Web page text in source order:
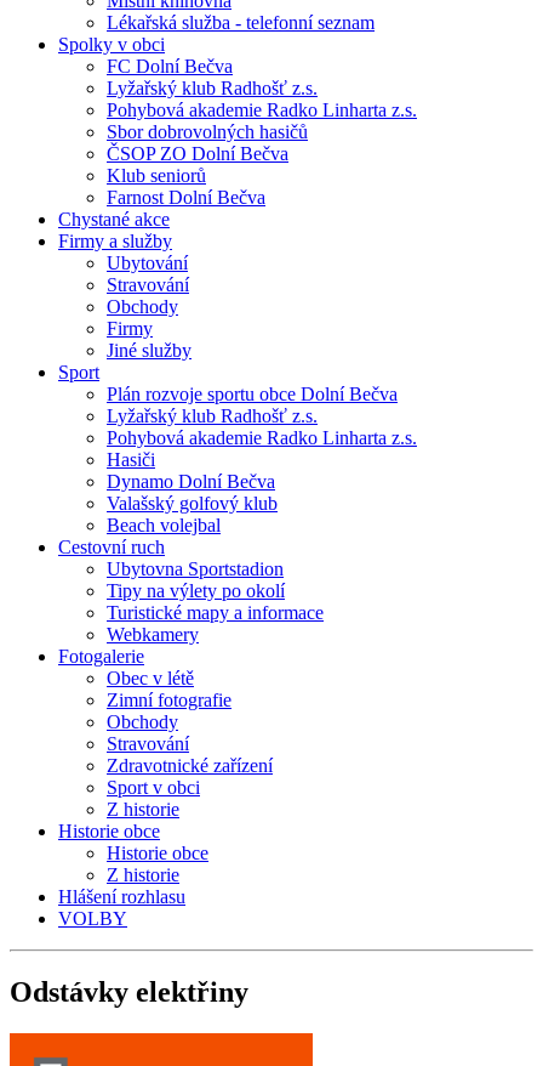
Lékařská služba - telefonní seznam
Spolky v obci
FC Dolní Bečva
Lyžařský klub Radhošť z.s.
Pohybová akademie Radko Linharta z.s.
Sbor dobrovolných hasičů
ČSOP ZO Dolní Bečva
Klub seniorů
Farnost Dolní Bečva
Chystané akce
Firmy a služby
Ubytování
Stravování
Obchody
Firmy
Jiné služby
Sport
Plán rozvoje sportu obce Dolní Bečva
Lyžařský klub Radhošť z.s.
Pohybová akademie Radko Linharta z.s.
Hasiči
Dynamo Dolní Bečva
Valašský golfový klub
Beach volejbal
Cestovní ruch
Ubytovna Sportstadion
Tipy na výlety po okolí
Turistické mapy a informace
Webkamery
Fotogalerie
Obec v létě
Zimní fotografie
Obchody
Stravování
Zdravotnické zařízení
Sport v obci
Z historie
Historie obce
Historie obce
Z historie
Hlášení rozhlasu
VOLBY
Odstávky elektřiny